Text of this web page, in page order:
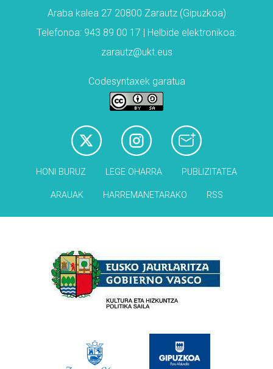
Araba kalea 27 20800 Zarautz (Gipuzkoa)
Telefonoa: 943 89 00 17 | Helbide elektronikoa:
zarautz@ukt.eus
Codesyntaxek garatua
HONI BURUZ LEGE OHARRA PUBLIZITATEA
ARAUAK HARREMANETARAKO RSS